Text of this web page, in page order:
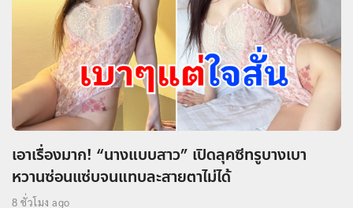
เอาเรื่องมาก! “นางแบบสาว” เปิดลุคซีทรูบางเบา
หวานซ่อนแซ่บจนแทบละสายตาไม่ได้
8 ชั่วโมง ago